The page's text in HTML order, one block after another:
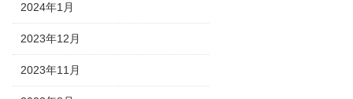
2024年1月
2023年12月
2023年11月